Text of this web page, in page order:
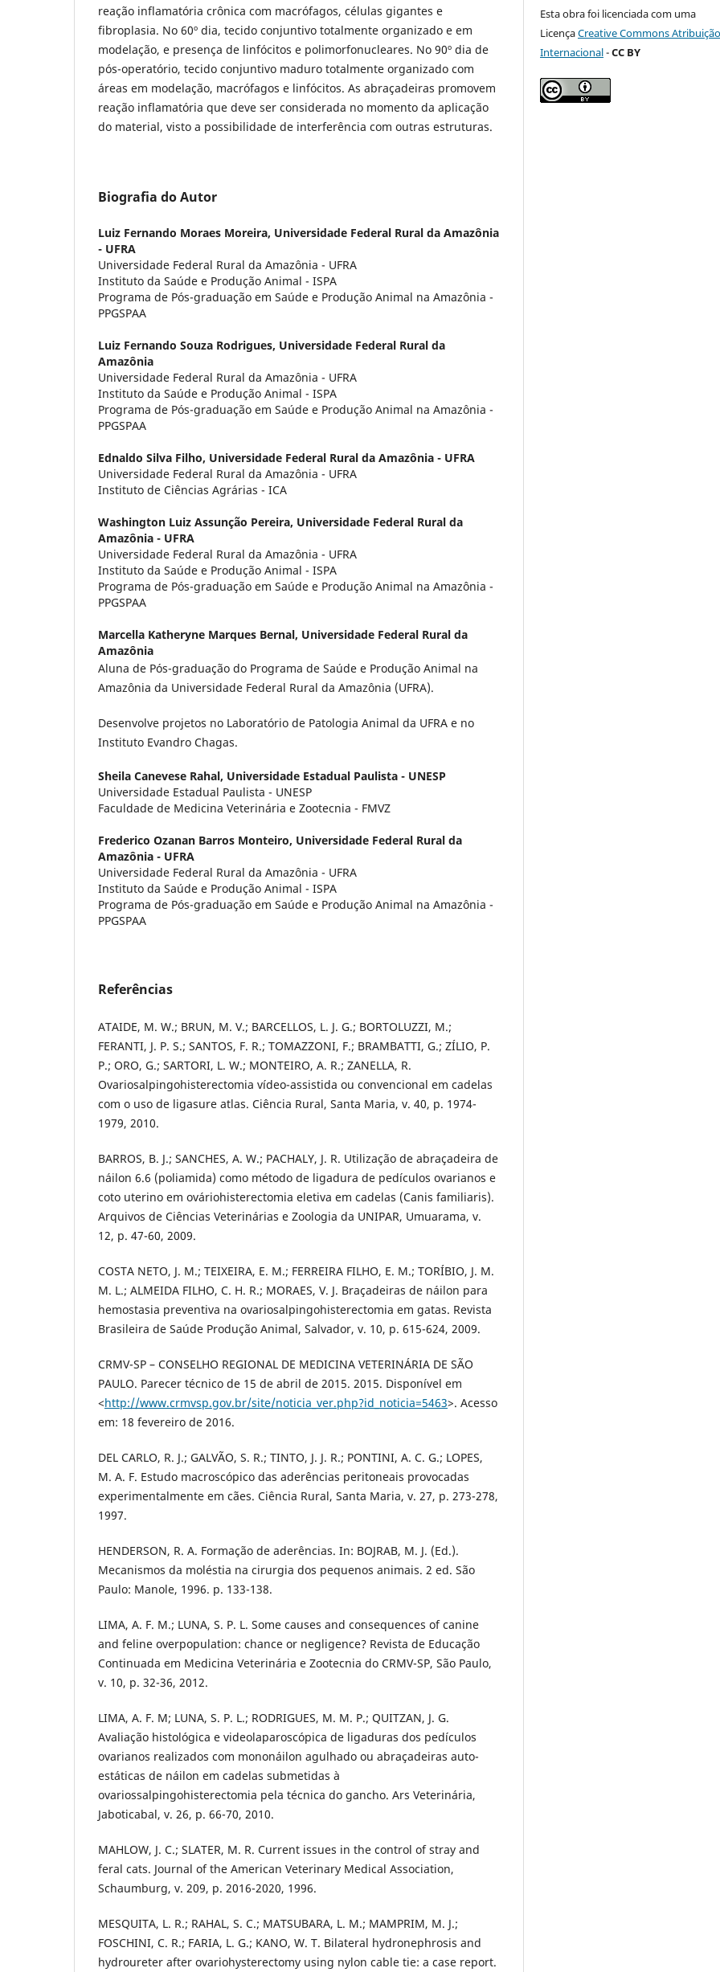
reação inflamatória crônica com macrófagos, células gigantes e
fibroplasia. No 60º dia, tecido conjuntivo totalmente organizado e em
modelação, e presença de linfócitos e polimorfonucleares. No 90º dia de
pós-operatório, tecido conjuntivo maduro totalmente organizado com
áreas em modelação, macrófagos e linfócitos. As abraçadeiras promovem
reação inflamatória que deve ser considerada no momento da aplicação
do material, visto a possibilidade de interferência com outras estruturas.
Biografia do Autor
Luiz Fernando Moraes Moreira, Universidade Federal Rural da Amazônia
- UFRA
Universidade Federal Rural da Amazônia - UFRA
Instituto da Saúde e Produção Animal - ISPA
Programa de Pós-graduação em Saúde e Produção Animal na Amazônia -
PPGSPAA
Luiz Fernando Souza Rodrigues, Universidade Federal Rural da
Amazônia
Universidade Federal Rural da Amazônia - UFRA
Instituto da Saúde e Produção Animal - ISPA
Programa de Pós-graduação em Saúde e Produção Animal na Amazônia -
PPGSPAA
Ednaldo Silva Filho, Universidade Federal Rural da Amazônia - UFRA
Universidade Federal Rural da Amazônia - UFRA
Instituto de Ciências Agrárias - ICA
Washington Luiz Assunção Pereira, Universidade Federal Rural da
Amazônia - UFRA
Universidade Federal Rural da Amazônia - UFRA
Instituto da Saúde e Produção Animal - ISPA
Programa de Pós-graduação em Saúde e Produção Animal na Amazônia -
PPGSPAA
Marcella Katheryne Marques Bernal, Universidade Federal Rural da
Amazônia
Aluna de Pós-graduação do Programa de Saúde e Produção Animal na
Amazônia da Universidade Federal Rural da Amazônia (UFRA).
Desenvolve projetos no Laboratório de Patologia Animal da UFRA e no
Instituto Evandro Chagas.
Sheila Canevese Rahal, Universidade Estadual Paulista - UNESP
Universidade Estadual Paulista - UNESP
Faculdade de Medicina Veterinária e Zootecnia - FMVZ
Frederico Ozanan Barros Monteiro, Universidade Federal Rural da
Amazônia - UFRA
Universidade Federal Rural da Amazônia - UFRA
Instituto da Saúde e Produção Animal - ISPA
Programa de Pós-graduação em Saúde e Produção Animal na Amazônia -
PPGSPAA
Referências
ATAIDE, M. W.; BRUN, M. V.; BARCELLOS, L. J. G.; BORTOLUZZI, M.;
FERANTI, J. P. S.; SANTOS, F. R.; TOMAZZONI, F.; BRAMBATTI, G.; ZÍLIO, P.
P.; ORO, G.; SARTORI, L. W.; MONTEIRO, A. R.; ZANELLA, R.
Ovariosalpingohisterectomia vídeo-assistida ou convencional em cadelas
com o uso de ligasure atlas. Ciência Rural, Santa Maria, v. 40, p. 1974-
1979, 2010.
BARROS, B. J.; SANCHES, A. W.; PACHALY, J. R. Utilização de abraçadeira de
náilon 6.6 (poliamida) como método de ligadura de pedículos ovarianos e
coto uterino em ováriohisterectomia eletiva em cadelas (Canis familiaris).
Arquivos de Ciências Veterinárias e Zoologia da UNIPAR, Umuarama, v.
12, p. 47-60, 2009.
COSTA NETO, J. M.; TEIXEIRA, E. M.; FERREIRA FILHO, E. M.; TORÍBIO, J. M.
M. L.; ALMEIDA FILHO, C. H. R.; MORAES, V. J. Braçadeiras de náilon para
hemostasia preventiva na ovariosalpingohisterectomia em gatas. Revista
Brasileira de Saúde Produção Animal, Salvador, v. 10, p. 615-624, 2009.
CRMV-SP – CONSELHO REGIONAL DE MEDICINA VETERINÁRIA DE SÃO
PAULO. Parecer técnico de 15 de abril de 2015. 2015. Disponível em
<http://www.crmvsp.gov.br/site/noticia_ver.php?id_noticia=5463>. Acesso
em: 18 fevereiro de 2016.
DEL CARLO, R. J.; GALVÃO, S. R.; TINTO, J. J. R.; PONTINI, A. C. G.; LOPES,
M. A. F. Estudo macroscópico das aderências peritoneais provocadas
experimentalmente em cães. Ciência Rural, Santa Maria, v. 27, p. 273-278,
1997.
HENDERSON, R. A. Formação de aderências. In: BOJRAB, M. J. (Ed.).
Mecanismos da moléstia na cirurgia dos pequenos animais. 2 ed. São
Paulo: Manole, 1996. p. 133-138.
LIMA, A. F. M.; LUNA, S. P. L. Some causes and consequences of canine
and feline overpopulation: chance or negligence? Revista de Educação
Continuada em Medicina Veterinária e Zootecnia do CRMV-SP, São Paulo,
v. 10, p. 32-36, 2012.
LIMA, A. F. M; LUNA, S. P. L.; RODRIGUES, M. M. P.; QUITZAN, J. G.
Avaliação histológica e videolaparoscópica de ligaduras dos pedículos
ovarianos realizados com mononáilon agulhado ou abraçadeiras auto-
estáticas de náilon em cadelas submetidas à
ovariossalpingohisterectomia pela técnica do gancho. Ars Veterinária,
Jaboticabal, v. 26, p. 66-70, 2010.
MAHLOW, J. C.; SLATER, M. R. Current issues in the control of stray and
feral cats. Journal of the American Veterinary Medical Association,
Schaumburg, v. 209, p. 2016-2020, 1996.
MESQUITA, L. R.; RAHAL, S. C.; MATSUBARA, L. M.; MAMPRIM, M. J.;
FOSCHINI, C. R.; FARIA, L. G.; KANO, W. T. Bilateral hydronephrosis and
hydroureter after ovariohysterectomy using nylon cable tie: a case report.
Esta obra foi licenciada com uma
LicençaCreative Commons
Internacional-CC BY